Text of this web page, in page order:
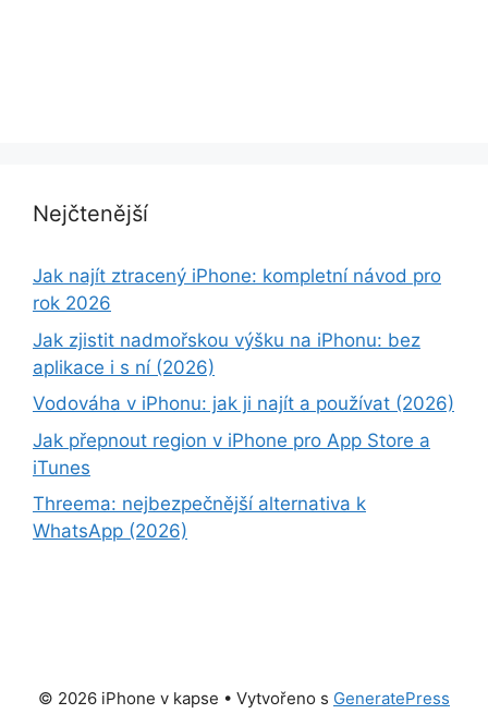
Nejčtenější
Jak najít ztracený iPhone: kompletní návod pro
rok 2026
Jak zjistit nadmořskou výšku na iPhonu: bez
aplikace i s ní (2026)
Vodováha v iPhonu: jak ji najít a používat (2026)
Jak přepnout region v iPhone pro App Store a
iTunes
Threema: nejbezpečnější alternativa k
WhatsApp (2026)
© 2026 iPhone v kapse • Vytvořeno s GeneratePress